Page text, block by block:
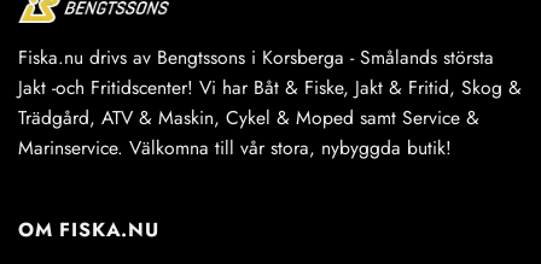
Fiska.nu drivs av Bengtssons i Korsberga - Smålands största
Jakt -och Fritidscenter! Vi har Båt & Fiske, Jakt & Fritid, Skog &
Trädgård, ATV & Maskin, Cykel & Moped samt Service &
Marinservice. Välkomna till vår stora, nybyggda butik!
OM FISKA.NU